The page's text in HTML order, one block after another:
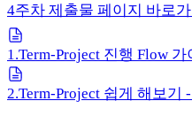
4주차 제출물 페이지 바로
1.Term-Project 진행 Flow
2.Term-Project 쉽게 해보기